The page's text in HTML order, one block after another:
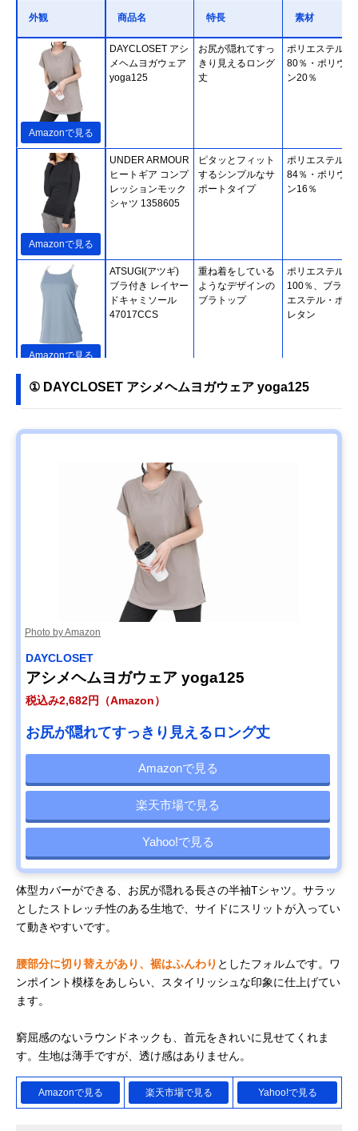
外観 商品名 特長 素材
Amazonで見る
DAYCLOSET アシ
メヘムヨガウェア
yoga125
お尻が隠れてすっ
きり見えるロング
丈
ポリエステル
80％・ポリウレ
ン20％
Amazonで見る
UNDER ARMOUR
ヒートギア コンプ
レッションモック
シャツ 1358605
ピタッとフィット
するシンプルなサ
ポートタイプ
ポリエステル
84％・ポリウレ
ン16％
Amazonで見る
ATSUGI(アツギ)
ブラ付き レイヤー
ドキャミソール
47017CCS
重ね着をしている
ようなデザインの
ブラトップ
ポリエステル
100％、ブラ/ポ
エステル・ポリ
レタン
Leggings Lab. バ
腕も背中もきれい
に見せるカットソ
ポリエステル
JASDESIGN ショ
ート丈 スポーツタ
ンクトップ JM-
カジュアルコーデ
におすすめのショ
ート丈タンク
Ranmy Stage く
びれシルエット ス
ウエスト部分を絞
ったうつくしいシ
Amazonで見る
ーフィット シンプ
ル 半袖 XA5456H
ディラインを拾わ
ないTシャツ
PUMA ウィメンズ
ヨガ スタジオ ベ
ーシック 半袖 Tシ
ャツ 527014
素材を組み合わせ
たデザイン
ポリエステル
ン13%
CRZ YOGA バター
リュクス ウエスト
ジムでヨガをする
方におすすめのソ
ライクラ19%
Amazonで見る
iito.seasons ヨガ
トップス Tシャツ
YGT2322
こだわりのディテ
ールで女性らしさ
ポリエステル
83%・スパンデ
ン Tシャツ
6001377
Amazonで見る
ターネック
ン5％
楽天市場で見る
ー スリーストライ
プス ルーズ クロ
ルーズフィット＆
短い丈
タン5%
① DAYCLOSET アシメヘムヨガウェア yoga125
Photo by Amazon
DAYCLOSET
アシメヘムヨガウェア yoga125
税込み2,682円（Amazon）
お尻が隠れてすっきり見えるロング丈
Amazonで見る
楽天市場で見る
Yahoo!で見る
体型カバーができる、お尻が隠れる長さの半袖Tシャツ。サラッ
としたストレッチ性のある生地で、サイドにスリットが入ってい
て動きやすいです。
腰部分に切り替えがあり、裾はふんわり としたフォルムです。ワ
ンポイント模様をあしらい、スタイリッシュな印象に仕上げてい
ます。
窮屈感のないラウンドネックも、首元をきれいに見せてくれま
す。生地は薄手ですが、透け感はありません。
Amazonで見る 楽天市場で見る Yahoo!で見る